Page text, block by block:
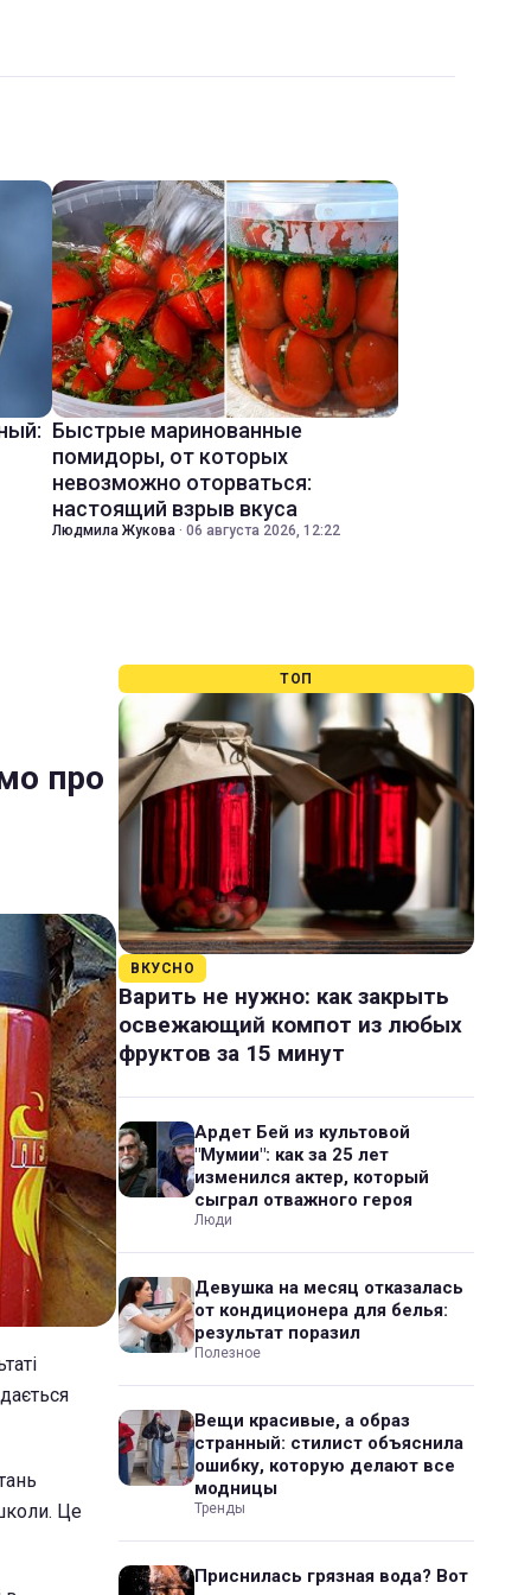
Быстрые маринованные
помидоры, от которых
невозможно оторваться:
настоящий взрыв вкуса
Людмила Жукова · 06 августа 2026, 12:22
про
Це
ТОП
ВКУСНО
Варить не нужно: как закрыть
освежающий компот из любых
фруктов за 15 минут
Ардет Бей из культовой
"Мумии": как за 25 лет
изменился актер, который
сыграл отважного героя
Люди
Девушка на месяц отказалась
от кондиционера для белья:
результат поразил
Полезное
Вещи красивые, а образ
странный: стилист объяснила
ошибку, которую делают все
модницы
Тренды
Приснилась грязная вода? Вот